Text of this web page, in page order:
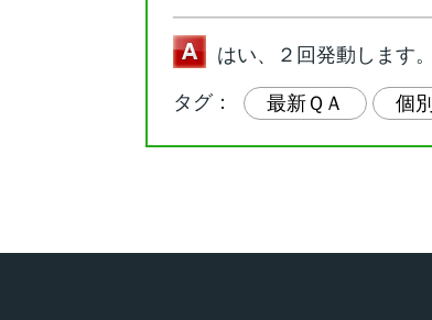
はい、２回発動します。
タグ： 最新ＱＡ 個別